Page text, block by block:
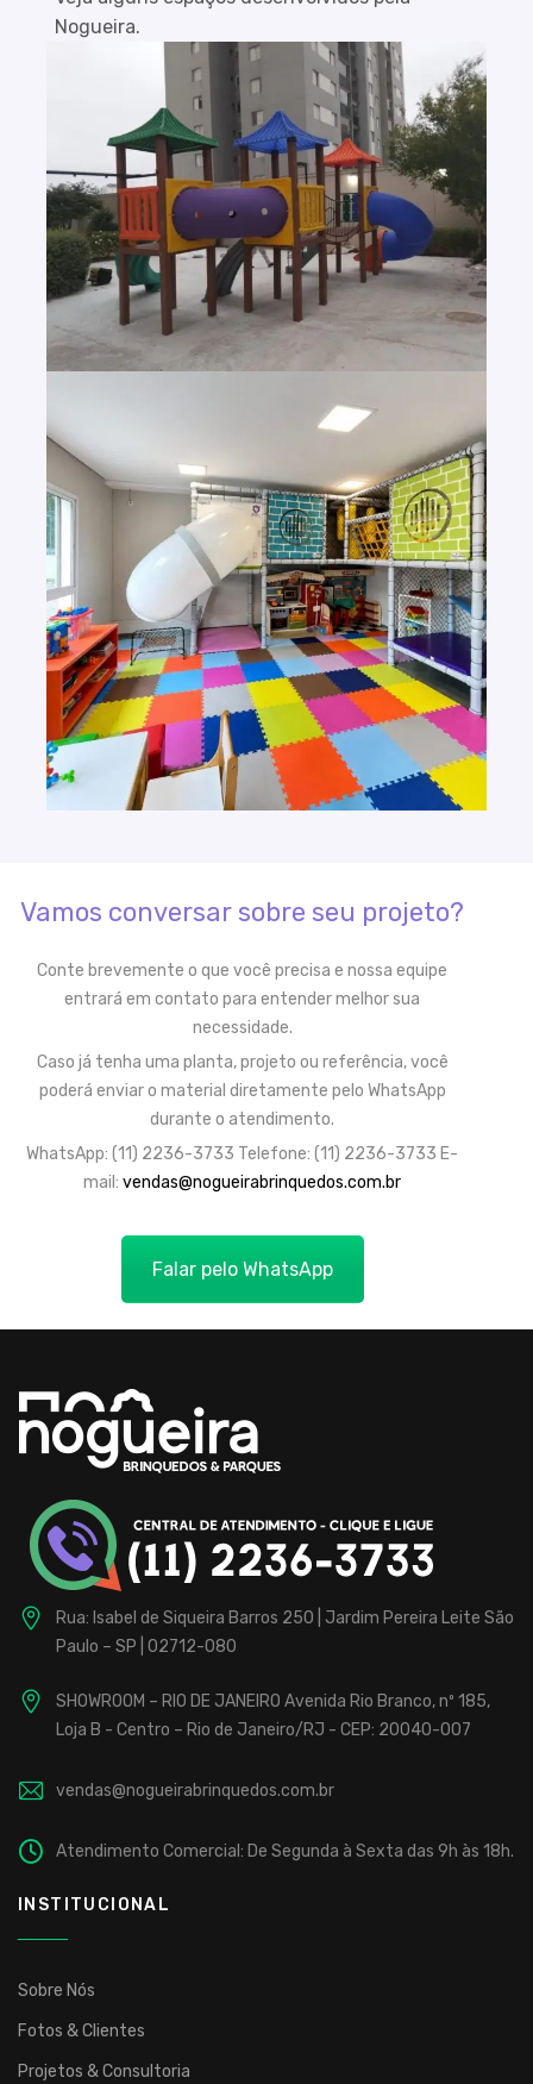
Nogueira.
Vamos conversar sobre seu projeto?
Conte brevemente o que você precisa e nossa equipe
entrará em contato para entender melhor sua
necessidade.
Caso já tenha uma planta, projeto ou referência, você
poderá enviar o material diretamente pelo WhatsApp
durante o atendimento.
WhatsApp: (11) 2236-3733 Telefone: (11) 2236-3733 E-
mail:vendas@nogueirabrinquedos.com.br
Falar pelo WhatsApp
Rua: Isabel de Siqueira Barros 250 | Jardim Pereira Leite São
Paulo – SP | 02712-080
SHOWROOM – RIO DE JANEIRO Avenida Rio Branco, nº 185,
Loja B - Centro – Rio de Janeiro/RJ - CEP: 20040-007
vendas@nogueirabrinquedos.com.br
Atendimento Comercial: De Segunda à Sexta das 9h às 18h.
INSTITUCIONAL
Sobre Nós
Fotos & Clientes
Projetos & Consultoria